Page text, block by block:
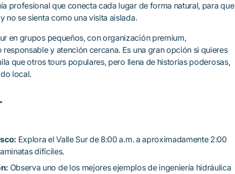
profesional que conecta cada lugar de forma natural, para que
no se sienta como una visita aislada.
en grupos pequeños, con organización premium,
y atención cercana. Es una gran opción si quieres
que otros tours populares, pero llena de historias poderosas,
local.
Explora el Valle Sur de 8:00 a.m. a aproximadamente 2:00
difíciles.
Observa uno de los mejores ejemplos de ingeniería hidráulica